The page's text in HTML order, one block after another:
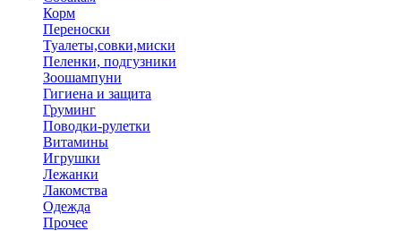
Корм
Переноски
Туалеты,совки,миски
Пеленки, подгузники
Зоошампуни
Гигиена и защита
Груминг
Поводки-рулетки
Витамины
Игрушки
Лежанки
Лакомства
Одежда
Прочее